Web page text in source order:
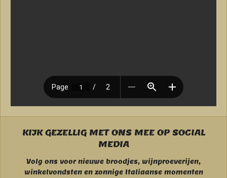
KIJK GEZELLIG MET ONS MEE OP SOCIAL
MEDIA
Volg ons voor nieuwe broodjes, wijnproeverijen,
winkelvondsten en zonnige Italiaanse momenten